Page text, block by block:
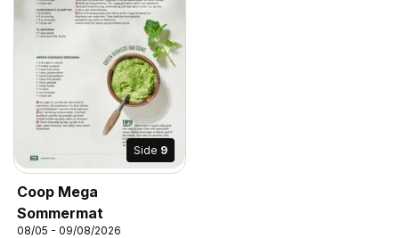
Side 9
Coop Mega
Sommermat
08/05 - 09/08/2026